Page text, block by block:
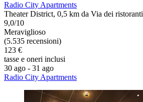
Radio City Apartments
Theater District, 0,5 km da Via dei ristoranti
9,0/10
Meraviglioso
(5.535 recensioni)
123 €
tasse e oneri inclusi
30 ago - 31 ago
Radio City Apartments